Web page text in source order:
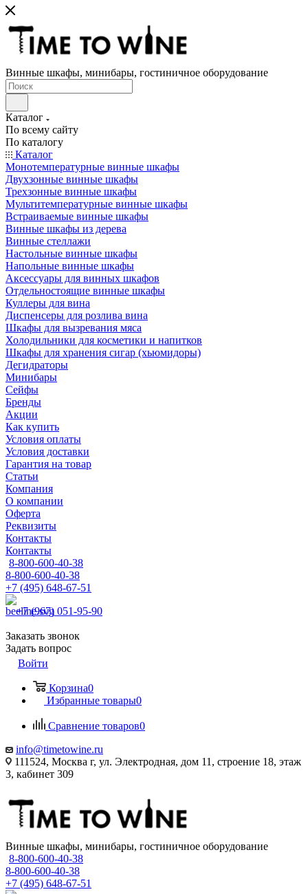
Винные шкафы, минибары, гостиничное оборудование
Каталог
По всему сайту
По каталогу
Каталог
Монотемпературные винные шкафы
Двухзонные винные шкафы
Трехзонные винные шкафы
Мультитемпературные винные шкафы
Встраиваемые винные шкафы
Винные шкафы из дерева
Винные стеллажи
Настольные винные шкафы
Напольные винные шкафы
Аксессуары для винных шкафов
Отдельностоящие винные шкафы
Куллеры для вина
Диспенсеры для розлива вина
Шкафы для вызревания мяса
Холодильники для косметики и напитков
Шкафы для хранения сигар (хьюмидоры)
Дегидраторы
Минибары
Сейфы
Бренды
Акции
Как купить
Условия оплаты
Условия доставки
Гарантия на товар
Статьи
Компания
О компании
Оферта
Реквизиты
Контакты
Контакты
8-800-600-40-38
8-800-600-40-38
+7 (495) 648-67-51
+7 (967) 051-95-90
Заказать звонок
Задать вопрос
Войти
Корзина0
Избранные товары0
Сравнение товаров0
info@timetowine.ru
111524, Москва г, ул. Электродная, дом 11, строение 18, этаж
3, кабинет 309
Винные шкафы, минибары, гостиничное оборудование
8-800-600-40-38
8-800-600-40-38
+7 (495) 648-67-51